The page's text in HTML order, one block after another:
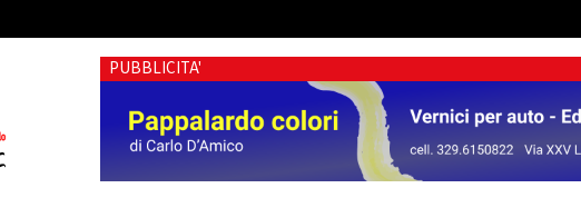
PUBBLICITA'